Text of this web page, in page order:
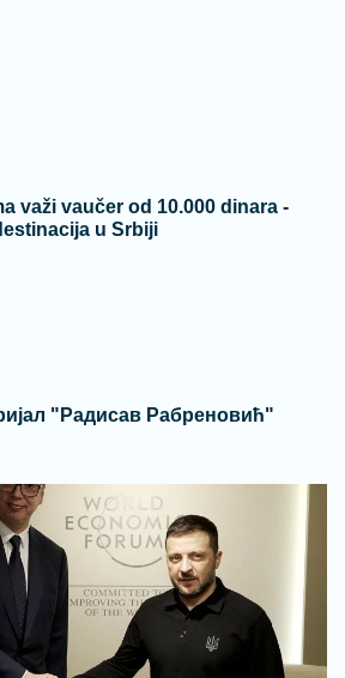
važi vaučer od 10.000 dinara -
u Srbiji
"Радисав Рабреновић"